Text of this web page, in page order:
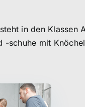
in den Klassen
schuhe mit